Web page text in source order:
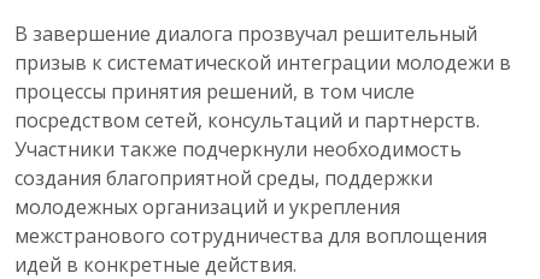
В завершение диалога прозвучал решительный
призыв к систематической интеграции молодежи в
процессы принятия решений, в том числе
посредством сетей, консультаций и партнерств.
Участники также подчеркнули необходимость
создания благоприятной среды, поддержки
молодежных организаций и укрепления
межстранового сотрудничества для воплощения
идей в конкретные действия.